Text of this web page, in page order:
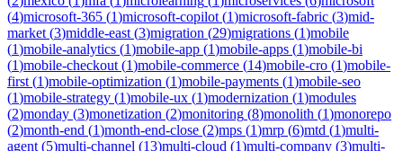
(4)microsoft-365 (1)microsoft-copilot (1)microsoft-fabric (3)mid-
market (3)middle-east (3)migration (29)migrations (1)mobile
(1)mobile-analytics (1)mobile-app (1)mobile-apps (1)mobile-bi
(1)mobile-checkout (1)mobile-commerce (14)mobile-cro (1)mobile-
first (1)mobile-optimization (1)mobile-payments (1)mobile-seo
(1)mobile-strategy (1)mobile-ux (1)modernization (1)modules
(2)monday (3)monetization (2)monitoring (8)monolith (1)monorepo
(2)month-end (1)month-end-close (2)mps (1)mrp (6)mtd (1)multi-
agent (5)multi-channel (13)multi-cloud (1)multi-company (3)multi-